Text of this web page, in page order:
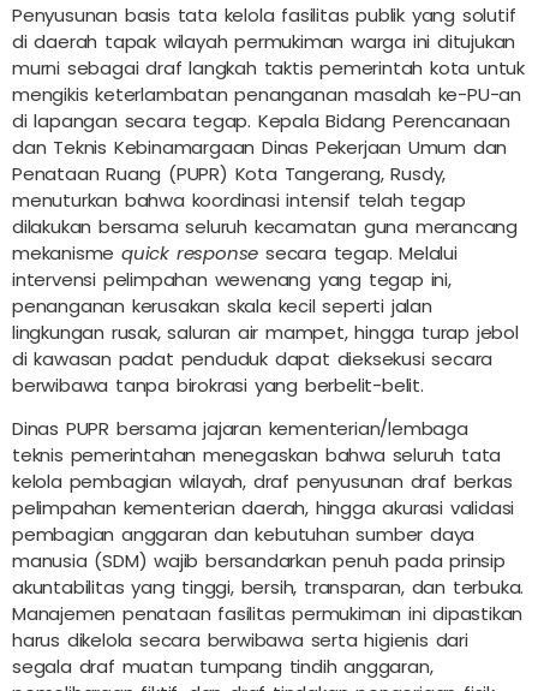
Penyusunan basis tata kelola fasilitas publik yang solutif
di daerah tapak wilayah permukiman warga ini ditujukan
murni sebagai draf langkah taktis pemerintah kota untuk
mengikis keterlambatan penanganan masalah ke-PU-an
di lapangan secara tegap. Kepala Bidang Perencanaan
dan Teknis Kebinamargaan Dinas Pekerjaan Umum dan
Penataan Ruang (PUPR) Kota Tangerang, Rusdy,
menuturkan bahwa koordinasi intensif telah tegap
dilakukan bersama seluruh kecamatan guna merancang
mekanismequick response secara tegap. Melalui
intervensi pelimpahan wewenang yang tegap ini,
penanganan kerusakan skala kecil seperti jalan
lingkungan rusak, saluran air mampet, hingga turap jebol
di kawasan padat penduduk dapat dieksekusi secara
berwibawa tanpa birokrasi yang berbelit-belit.
Dinas PUPR bersama jajaran kementerian/lembaga
teknis pemerintahan menegaskan bahwa seluruh tata
kelola pembagian wilayah, draf penyusunan draf berkas
pelimpahan kementerian daerah, hingga akurasi validasi
pembagian anggaran dan kebutuhan sumber daya
manusia (SDM) wajib bersandarkan penuh pada prinsip
akuntabilitas yang tinggi, bersih, transparan, dan terbuka.
Manajemen penataan fasilitas permukiman ini dipastikan
harus dikelola secara berwibawa serta higienis dari
segala draf muatan tumpang tindih anggaran,